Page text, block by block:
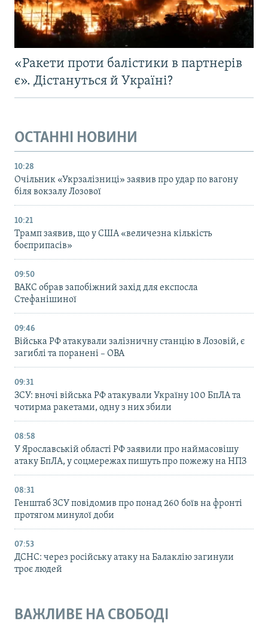
«Ракети проти балістики в партнерів
є». Дістануться й Україні?
ОСТАННІ НОВИНИ
10:28
Очільник «Укрзалізниці» заявив про удар по вагону
біля вокзалу Лозової
10:21
Трамп заявив, що у США «величезна кількість
боєприпасів»
09:50
ВАКС обрав запобіжний захід для експосла
Стефанішиної
09:46
Війська РФ атакували залізничну станцію в Лозовій, є
загиблі та поранені – ОВА
09:31
ЗСУ: вночі війська РФ атакували Україну 100 БпЛА та
чотирма ракетами, одну з них збили
08:58
У Ярославській області РФ заявили про наймасовішу
атаку БпЛА, у соцмережах пишуть про пожежу на НПЗ
08:31
Генштаб ЗСУ повідомив про понад 260 боїв на фронті
протягом минулої доби
07:53
ДСНС: через російську атаку на Балаклію загинули
троє людей
ВАЖЛИВЕ НА СВОБОДІ